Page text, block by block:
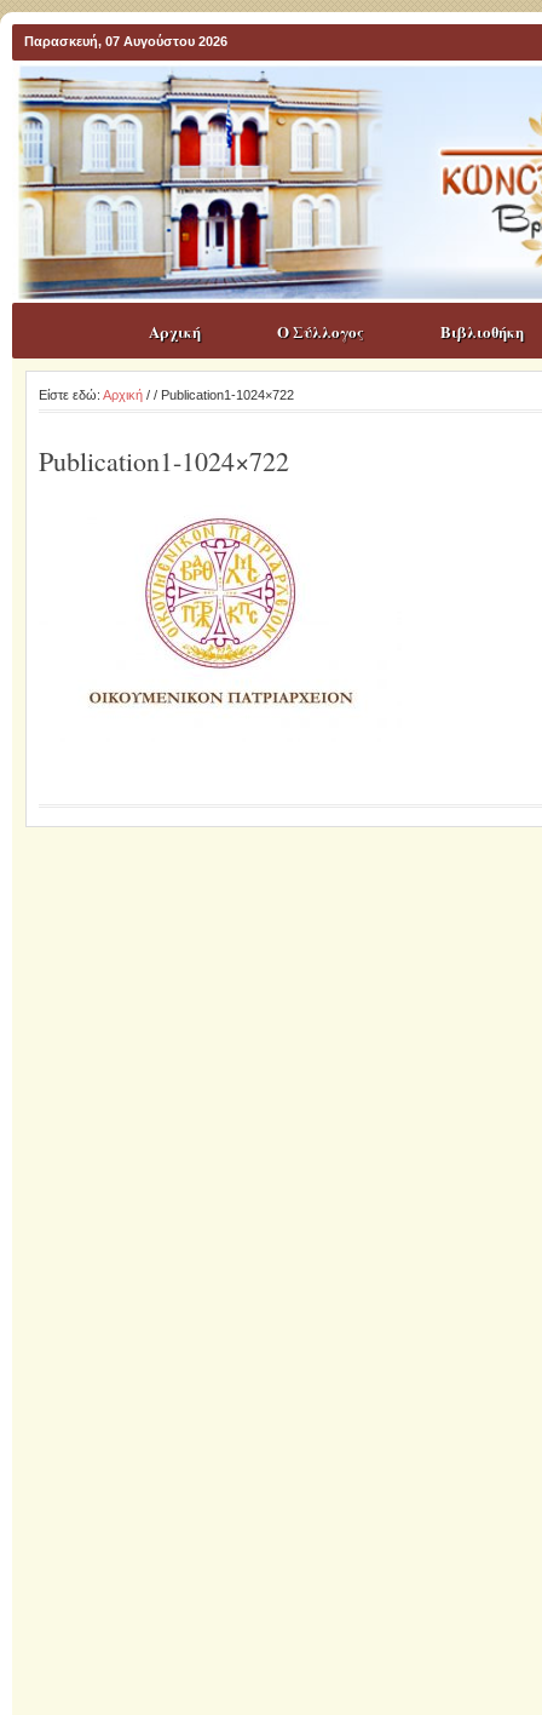
Παρασκευή, 07 Αυγούστου 2026
Αρχική Ο Σύλλογος Βιβλιοθήκη
Είστε εδώ: Αρχική/ / Publication1-1024×722
Publication1-1024×722